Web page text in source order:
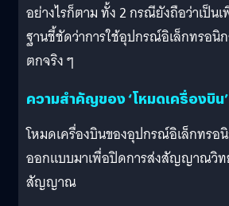
อย่างไรก็ตาม ทั้ง 2 กรณียังถือว่าเป็น
ฐานชี้ชัดว่าการใช้อุปกรณ์อิเล็กทรอนิ
ตกจริง ๆ
ความสำคัญของ ‘โหมดเครื่องบิน’
โหมดเครื่องบินของอุปกรณ์อิเล็กทร
ออกแบบมาเพื่อปิดการส่งสัญญาณวิท
สัญญาณ